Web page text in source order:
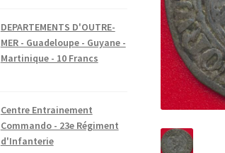
DEPARTEMENTS D'OUTRE-
MER - Guadeloupe - Guyane -
Martinique - 10 Francs
Centre Entrainement
Commando - 23e Régiment
d'Infanterie